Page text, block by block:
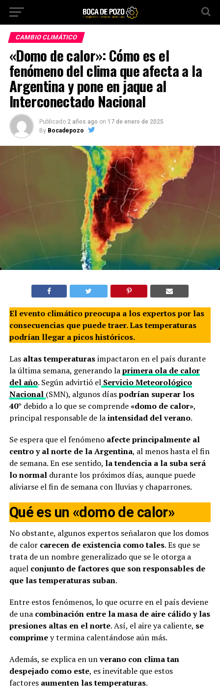
CAMBIO CLIMÁTICO
«Domo de calor»: Cómo es el
fenómeno del clima que afecta a la
Argentina y pone en jaque al
Interconectado Nacional
Publicado 2 años ago on 17 de enero de 2025
By Bocadepozo
El evento climático preocupa a los expertos por las
consecuencias que puede traer. Las temperaturas
podrían llegar a picos históricos.
Las altas temperaturasimpactaron en el país durante
la última semana, generando laprimera ola de calor
del año. Según advirtió elServicio Meteorológico
Nacional (SMN), algunos díaspodrían superar los
40° debido a lo que se comprende«domo de calor»,
principal responsable de laintensidad del verano.
Se espera que el fenómenoafecte principalmente al
centro y al norte de la Argentina, al menos hasta el fin
de semana. En ese sentido, la tendencia a la suba será
lo normal durante los próximos días, aunque puede
aliviarse el fin de semana con lluvias y chaparrones.
Qué es un «domo de calor»
No obstante, algunos expertos señalaron que los domos
de calor carecen de existencia como tales. Es que se
trata de un nombre generalizado que se le otorga a
aquel conjunto de factores que son responsables de
que las temperaturas suban.
Entre estos fenómenos, lo que ocurre en el país deviene
de una combinación entre la masa de aire cálido y las
presiones altas en el norte. Así, el aire ya caliente, se
comprimey termina calentándose aún más.
Además, se explica en unverano con clima tan
despejado como este, es inevitable que estos
factores aumenten las temperaturas.